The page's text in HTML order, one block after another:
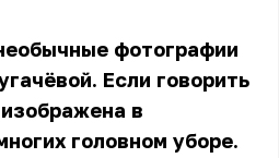
фотографии
Если говорить
в
головном уборе.